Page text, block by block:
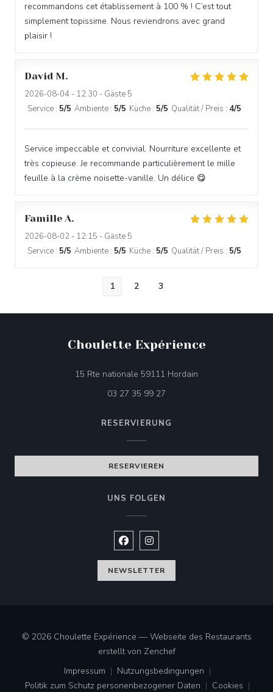
recommandons cet établissement à 100 % ! C’est tout
simplement topissime. Nous reviendrons avec grand
plaisir !
David M
2026-08-04 - 12:30 - Gäste 5
Service : 5/5 Ambiente : 5/5 Küche : 5/5 Qualität / Preis : 4/5
Service impeccable et convivial. Nourriture excellente et
très copieuse. Je recommande particulièrement le mille
feuille à la crème noisette-vanille. Un délice 😋
Famille A
2026-08-02 - 12:15 - Gäste 5
Service : 5/5 Ambiente : 5/5 Küche : 5/5 Qualität / Preis : 5/5
1 2 3
Choulette Expérience
15 Rte nationale 59111 Hordain
03 27 35 99 27
RESERVIERUNG
RESERVIEREN
UNS FOLGEN
Facebook ((öffnet ein neues
Instagram ((öffnet ein neues
NEWSLETTER
© 2026 Choulette Expérience — Webseite des Restaurants
erstellt von Zenchef((öffnet ein neues
Impressum
((öffnet ein neues Fenster))
Nutzungsbedingungen
((öffnet ein neues Fenster))
Politik zum Schutz personenbezogener Daten Cookies